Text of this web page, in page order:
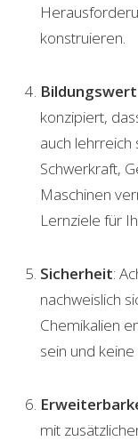
konstruieren.
Bildungswert
konzipiert,
auch lehrreich
Schwerkraft,
Maschinen
Lernziele für
Sicherheit:
nachweislich
Chemikalien
sein und
mit